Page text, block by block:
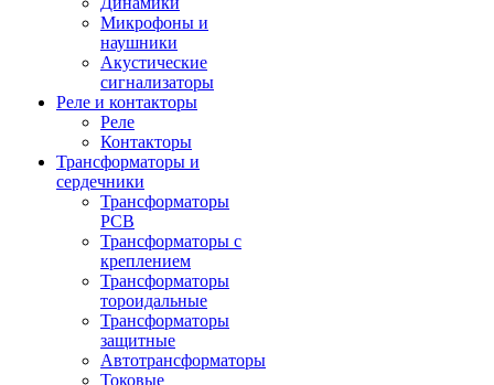
Микрофоны и
наушники
Акустические
сигнализаторы
Реле и контакторы
Реле
Контакторы
Трансформаторы и
сердечники
Трансформаторы
PCB
Трансформаторы с
креплением
Трансформаторы
тороидальные
Трансформаторы
защитные
Автотрансформаторы
Токовые